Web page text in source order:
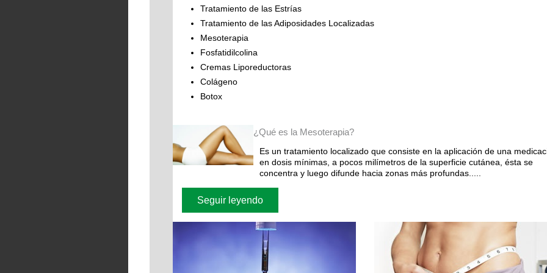
Tratamiento de las Estrías
Tratamiento de las Adiposidades Localizadas
Mesoterapia
Fosfatidilcolina
Cremas Liporeductoras
Colágeno
Botox
¿Qué es la Mesoterapia?
Es un tratamiento localizado que consiste en la aplicación de una
en dosis mínimas, a pocos milímetros de la superficie cutánea, ésta se
concentra y luego difunde hacia zonas más profundas.....
Seguir leyendo